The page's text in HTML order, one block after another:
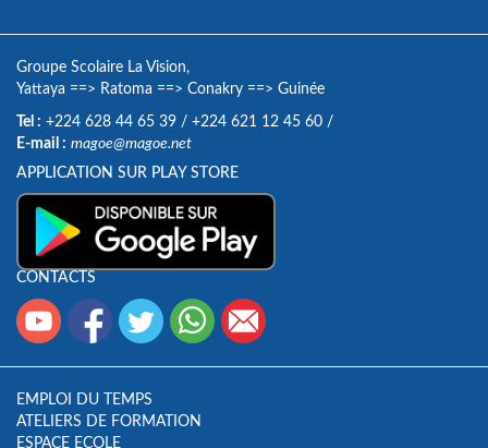
Groupe Scolaire La Vision,
Yattaya ==> Ratoma ==> Conakry ==> Guinée
Tel : +224 628 44 65 39 / +224 621 12 45 60 /
E-mail : magoe@magoe.net
APPLICATION SUR PLAY STORE
CONTACTS
EMPLOI DU TEMPS
ATELIERS DE FORMATION
ESPACE ECOLE